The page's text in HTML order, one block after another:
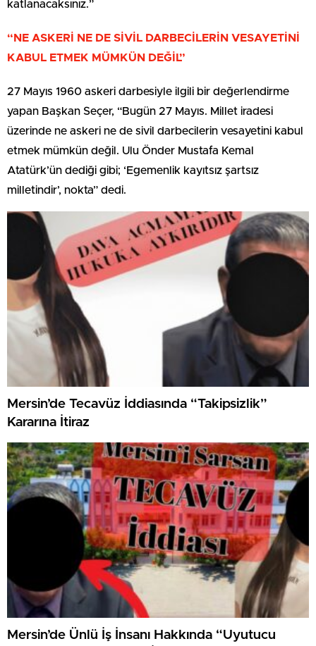
katlanacaksınız.”
“NE ASKERİ NE DE SİVİL DARBECİLERİN VESAYETİNİ
KABUL ETMEK MÜMKÜN DEĞİL”
27 Mayıs 1960 askeri darbesiyle ilgili bir değerlendirme
yapan Başkan Seçer, “Bugün 27 Mayıs. Millet iradesi
üzerinde ne askeri ne de sivil darbecilerin vesayetini kabul
etmek mümkün değil. Ulu Önder Mustafa Kemal
Atatürk’ün dediği gibi; ‘Egemenlik kayıtsız şartsız
milletindir’, nokta” dedi.
Mersin’de Tecavüz İddiasında “Takipsizlik”
Kararına İtiraz
Mersin’de Ünlü İş İnsanı Hakkında “Uyutucu